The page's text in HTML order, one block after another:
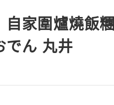
家圍爐燒飯
でん 丸井